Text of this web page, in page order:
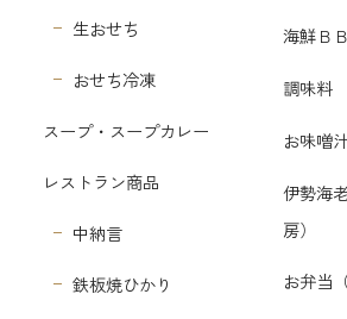
生おせち
おせち冷凍
スープ・スープカレー
レストラン商品
中納言
鉄板焼ひかり
海鮮Ｂ
調味料
お味噌
伊勢海
房）
お弁当